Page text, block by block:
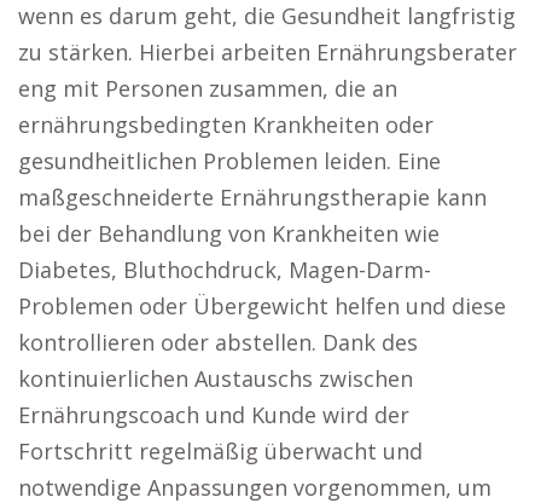
wenn es darum geht, die Gesundheit langfristig
zu stärken. Hierbei arbeiten Ernährungsberater
eng mit Personen zusammen, die an
ernährungsbedingten Krankheiten oder
gesundheitlichen Problemen leiden. Eine
maßgeschneiderte Ernährungstherapie kann
bei der Behandlung von Krankheiten wie
Diabetes, Bluthochdruck, Magen-Darm-
Problemen oder Übergewicht helfen und diese
kontrollieren oder abstellen. Dank des
kontinuierlichen Austauschs zwischen
Ernährungscoach und Kunde wird der
Fortschritt regelmäßig überwacht und
notwendige Anpassungen vorgenommen, um